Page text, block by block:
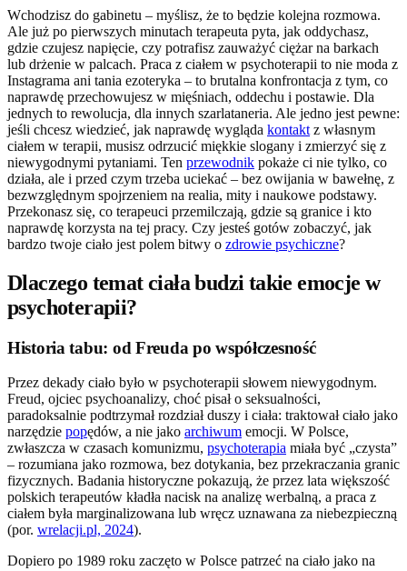
Wchodzisz do gabinetu – myślisz, że to będzie kolejna rozmowa.
Ale już po pierwszych minutach terapeuta pyta, jak oddychasz,
gdzie czujesz napięcie, czy potrafisz zauważyć ciężar na barkach
lub drżenie w palcach. Praca z ciałem w psychoterapii to nie moda z
Instagrama ani tania ezoteryka – to brutalna konfrontacja z tym, co
naprawdę przechowujesz w mięśniach, oddechu i postawie. Dla
jednych to rewolucja, dla innych szarlataneria. Ale jedno jest pewne:
jeśli chcesz wiedzieć, jak naprawdę wygląda kontakt z własnym
ciałem w terapii, musisz odrzucić miękkie slogany i zmierzyć się z
niewygodnymi pytaniami. Ten przewodnik pokaże ci nie tylko, co
działa, ale i przed czym trzeba uciekać – bez owijania w bawełnę, z
bezwzględnym spojrzeniem na realia, mity i naukowe podstawy.
Przekonasz się, co terapeuci przemilczają, gdzie są granice i kto
naprawdę korzysta na tej pracy. Czy jesteś gotów zobaczyć, jak
bardzo twoje ciało jest polem bitwy o zdrowie psychiczne?
Dlaczego temat ciała budzi takie emocje w
psychoterapii?
Historia tabu: od Freuda po współczesność
Przez dekady ciało było w psychoterapii słowem niewygodnym.
Freud, ojciec psychoanalizy, choć pisał o seksualności,
paradoksalnie podtrzymał rozdział duszy i ciała: traktował ciało jako
narzędzie popędów, a nie jako archiwum emocji. W Polsce,
zwłaszcza w czasach komunizmu, psychoterapia miała być „czysta”
– rozumiana jako rozmowa, bez dotykania, bez przekraczania granic
fizycznych. Badania historyczne pokazują, że przez lata większość
polskich terapeutów kładła nacisk na analizę werbalną, a praca z
ciałem była marginalizowana lub wręcz uznawana za niebezpieczną
(por. wrelacji.pl, 2024).
Dopiero po 1989 roku zaczęto w Polsce patrzeć na ciało jako na